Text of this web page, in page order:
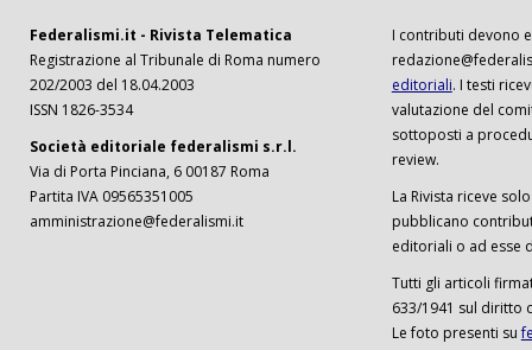
Federalismi.it - Rivista Telematica
Registrazione al Tribunale di Roma numero
202/2003 del 18.04.2003
ISSN 1826-3534
Società editoriale federalismi s.r.l.
Via di Porta Pinciana, 6 00187 Roma
Partita IVA 09565351005
amministrazione@federalismi.it
I contributi devono
editoriali. I testi
valutazione del
sottoposti a
review.
La Rivista riceve
pubblicano
editoriali o ad esse
Tutti gli articoli
633/1941 sul diritto
Le foto presenti su